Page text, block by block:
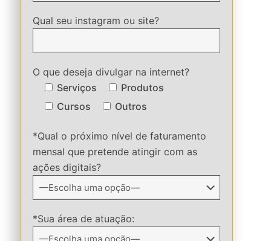
Qual seu instagram ou site?
O que deseja divulgar na internet?
Serviços
Produtos
Cursos
Outros
*Qual o próximo nível de faturamento
mensal que pretende atingir com as
ações digitais?
*Sua área de atuação: